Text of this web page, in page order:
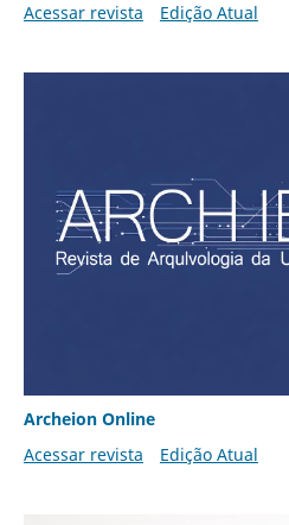
Acessar revista
Edição Atual
Archeion Online
Acessar revista
Edição Atual